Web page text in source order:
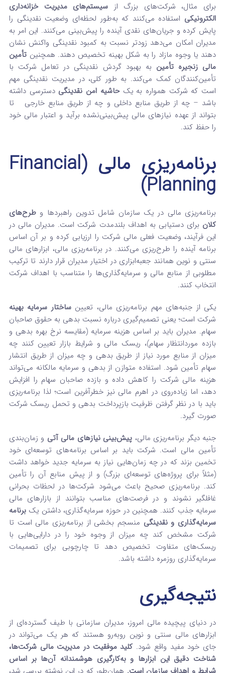
برای مثال، شرکت‌های بزرگ از سیستم‌های مدیریت خزانه‌داری
الکترونیکی استفاده می‌کنند که به‌طور لحظه‌ای وضعیت نقدینگی را
پایش کرده و جریان‌های نقدی آینده را پیش‌بینی می‌کنند. این امر به
مدیران امکان می‌دهد زودتر نسبت به کمبود نقدینگی واکنش نشان
دهند یا وجوه مازاد را به شکل بهینه تخصیص دهند. همچنینتأمین
مالی زنجیره تأمین به بهبود گردش نقدینگی در تعامل شرکت با
تأمین‌کنندگان کمک می‌کند. به طور کلی، در مدیریت نقدینگی مهم
است که شرکت همواره به یکحاشیه امن نقدینگی دسترسی داشته
باشد – چه از طریق منابع داخلی و چه از طریق منابع خارجی تا
بتواند از عهده نیازهای مالی پیش‌بینی‌نشده برآید و اعتبار مالی خود
را حفظ کند.
برنامه‌ریزی مالی (Financial
Planning)
برنامه‌ریزی مالی در یک سازمان شامل تدوین راهبردها وطرح‌های
کلان برای دستیابی به اهداف بلندمدت شرکت است. مدیران مالی در
این فرآیند، وضعیت فعلی مالی شرکت را ارزیابی کرده و بر آن اساس
برنامه آینده را طرح‌ریزی می‌کنند. در برنامه‌ریزی مالی، ابزارهای مالی
سنتی و نوین همانند جعبه‌ابزاری در اختیار مدیران قرار دارند تا ترکیب
مطلوبی از منابع مالی و سرمایه‌گذاری‌ها را متناسب با اهداف شرکت
انتخاب کنند.
یکی از جنبه‌های مهم برنامه‌ریزی مالی، تعیینساختار سرمایه بهینه
شرکت است؛ یعنی تصمیم‌گیری درباره نسبت بدهی به حقوق صاحبان
سهام. مدیران باید بر اساس هزینه سرمایه (مقایسه نرخ بهره بدهی و
بازده موردانتظار سهام)، ریسک مالی و شرایط بازار تعیین کنند چه
میزان از منابع مورد نیاز از طریق بدهی و چه میزان از طریق انتشار
سهام تأمین شود. استفاده متوازن از بدهی و سرمایه مالکانه می‌تواند
هزینه مالی شرکت را کاهش داده و بازده صاحبان سهام را افزایش
دهد، اما زیاده‌روی در اهرم مالی نیز خطر‌آفرین است؛ لذا برنامه‌ریزی
باید با در نظر گرفتن ظرفیت بازپرداخت بدهی و تحمل ریسک شرکت
صورت گیرد.
جنبه دیگر برنامه‌ریزی مالی، پیش‌بینی نیازهای مالی آتی و زمان‌بندی
تأمین مالی است. شرکت باید بر اساس برنامه‌های توسعه‌ای خود
تخمین بزند که در چه زمان‌هایی نیاز به سرمایه جدید خواهد داشت
(مثلاً برای پروژه‌های توسعه‌ای بزرگ) و از پیش منابع آن را تأمین
کند. برنامه‌ریزی صحیح باعث می‌شود شرکت‌ها در لحظات بحرانی
غافلگیر نشوند و در فرصت‌های مناسب بتوانند از بازارهای مالی
سرمایه جذب کنند. همچنین در حوزه سرمایه‌گذاری، داشتن یکبرنامه
سرمایه‌گذاری و نقدینگی منسجم بخشی از برنامه‌ریزی مالی است تا
شرکت مشخص کند چه میزان از وجوه خود را در دارایی‌هایی با
ریسک‌های متفاوت تخصیص دهد تا چارچوبی برای تصمیمات
سرمایه‌گذاری روزمره داشته باشد.
نتیجه‌گیری
در دنیای پیچیده مالی امروز، مدیران سازمانی با طیف گسترده‌ای از
ابزارهای مالی سنتی و نوین روبه‌رو هستند که هر یک می‌تواند در
جای خود مفید واقع شود. کلید موفقیت در مدیریت مالی شرکت‌ها،
شناخت دقیق این ابزارها و به‌کارگیری هوشمندانه آن‌ها بر اساس